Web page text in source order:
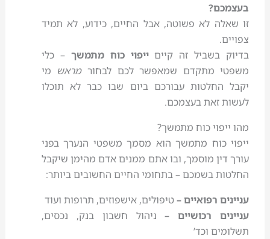
בעצמכם?
זו שאלה לא פשוטה, אבל החיים, כידוע, לא תמיד
צפויים.
בדיוק בשביל זה קייםייפוי כוח מתמשך – כלי
משפטי מתקדם שמאפשר לכם לבחורמראש מי
יקבל החלטות עבורכם ביום שבו כבר לא תוכלו
לעשות זאת בעצמכם.
מהו ייפוי כוח מתמשך?
ייפוי כוח מתמשך הוא מסמך משפטי הנערך בפני
עורך דין מוסמך, ובו אתם ממנים אדם מהימן שיקבל
החלטות בשמכם – בתחומי החיים החשובים ביותר:
עניינים רפואיים –טיפולים, אישפוזים, תרופות ועוד
עניינים רכושיים – ניהול חשבון בנק, נכסים,
תשלומים וכד’